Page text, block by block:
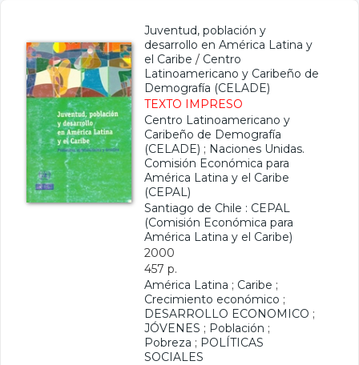
Juventud, población y
desarrollo en América Latina y
el Caribe / Centro
Latinoamericano y Caribeño de
Demografía (CELADE)
TEXTO IMPRESO
Centro Latinoamericano y
Caribeño de Demografía
(CELADE) ; Naciones Unidas.
Comisión Económica para
América Latina y el Caribe
(CEPAL)
Santiago de Chile : CEPAL
(Comisión Económica para
América Latina y el Caribe)
2000
457 p.
América Latina ; Caribe ;
Crecimiento económico ;
DESARROLLO ECONOMICO ;
JÓVENES ; Población ;
Pobreza ; POLÍTICAS
SOCIALES